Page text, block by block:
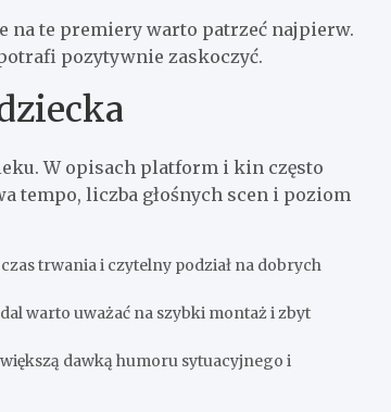
na te premiery warto patrzeć najpierw.
pozytywnie zaskoczyć.
W opisach platform i kin często
tempo, liczba głośnych scen i poziom
trwania i czytelny podział na dobrych
warto uważać na szybki montaż i zbyt
dawką humoru sytuacyjnego i